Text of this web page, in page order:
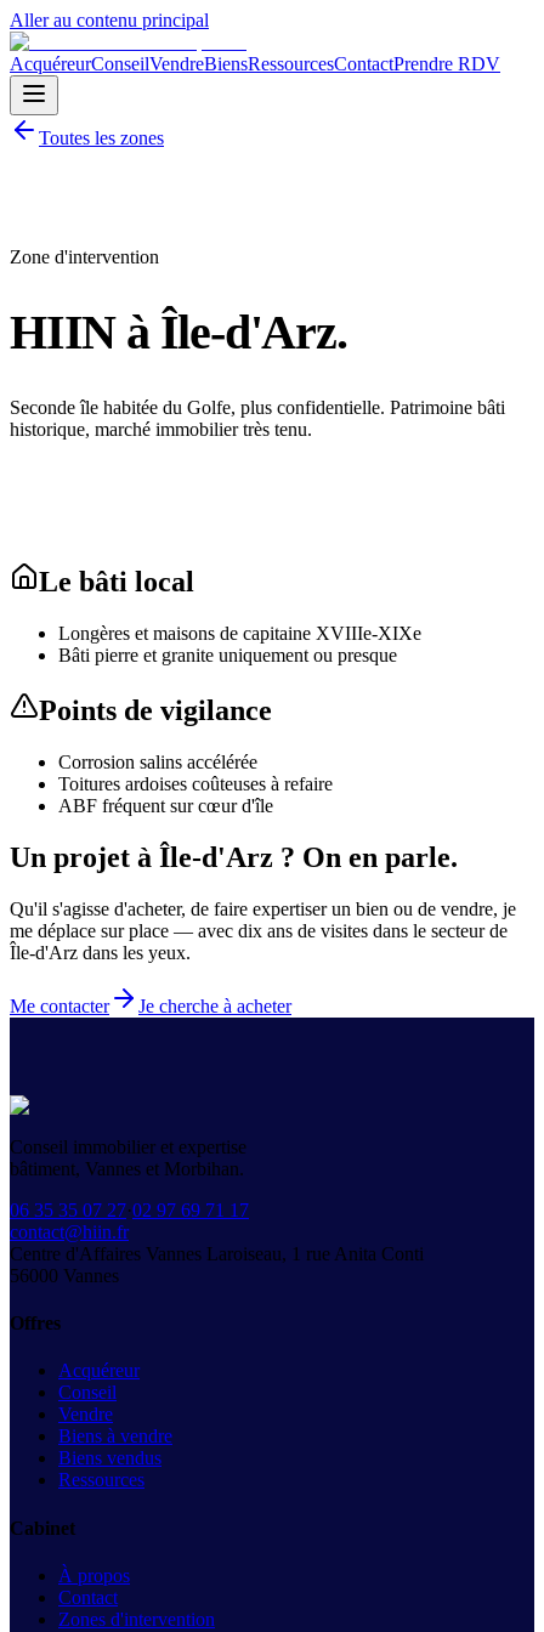
Aller au contenu principal
AcquéreurConseilVendreBiensRessourcesContactPrendre RDV
Toutes les zones
Zone d'intervention
HIIN à Île-d'Arz.
Seconde île habitée du Golfe, plus confidentielle. Patrimoine bâti
historique, marché immobilier très tenu.
Le bâti local
Longères et maisons de capitaine XVIIIe-XIXe
Bâti pierre et granite uniquement ou presque
Points de vigilance
Corrosion salins accélérée
Toitures ardoises coûteuses à refaire
ABF fréquent sur cœur d'île
Un projet à Île-d'Arz ? On en parle.
Qu'il s'agisse d'acheter, de faire expertiser un bien ou de vendre, je
me déplace sur place — avec dix ans de visites dans le secteur de
Île-d'Arz dans les yeux.
Me contacter Je cherche à acheter
Conseil immobilier et expertise
bâtiment, Vannes et Morbihan.
06 35 35 07 27·02 97 69 71 17
contact@hiin.fr
Centre d'Affaires Vannes Laroiseau, 1 rue Anita Conti
56000 Vannes
Offres
Acquéreur
Conseil
Vendre
Biens à vendre
Biens vendus
Ressources
Cabinet
À propos
Contact
Zones d'intervention